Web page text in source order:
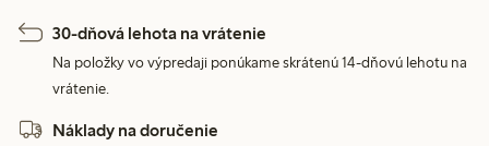
30-dňová lehota na vrátenie
Na položky vo výpredaji ponúkame skrátenú 14-dňovú lehotu na
vrátenie.
Náklady na doručenie